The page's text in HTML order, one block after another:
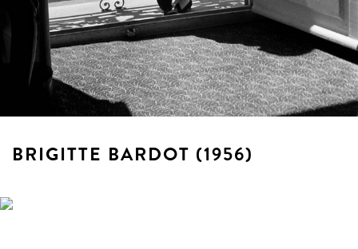
BRIGITTE BARDOT (1956)